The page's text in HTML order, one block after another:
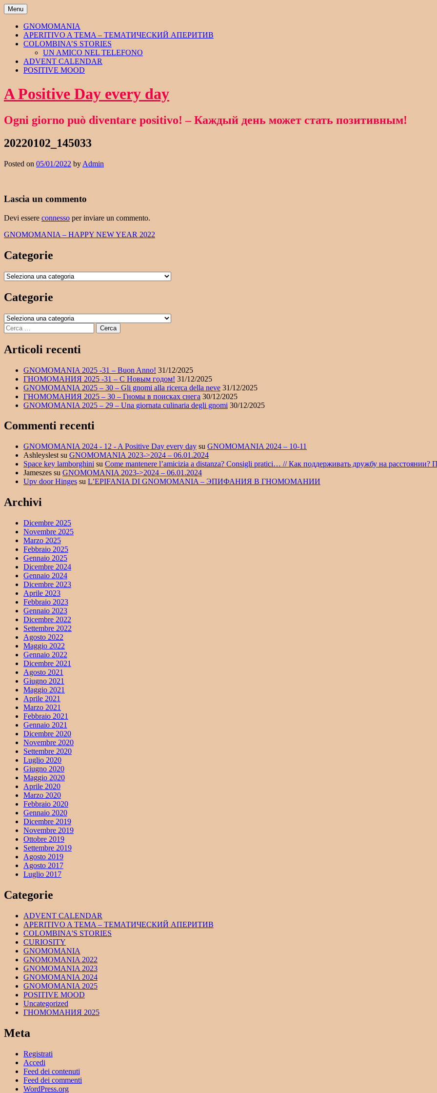
Skip
to
content
Menu
GNOMOMANIA
APERITIVO A TEMA – ТЕМАТИЧЕСКИЙ АПЕРИТИВ
COLOMBINA’S STORIES
UN AMICO NEL TELEFONO
ADVENT CALENDAR
POSITIVE MOOD
A Positive Day every day
Ogni giorno può diventare positivo! – Каждый день может стать позитивным!
20220102_145033
Posted on 05/01/2022 by Admin
Lascia un commento
Devi essere connesso per inviare un commento.
Navigazione
articoli
GNOMOMANIA – HAPPY NEW YEAR 2022
Categorie
Categorie
Categorie
Categorie
Ricerca
per:
Articoli recenti
GNOMOMANIA 2025 -31 – Buon Anno! 31/12/2025
ГНОМОМАНИЯ 2025 -31 – С Новым годом! 31/12/2025
GNOMOMANIA 2025 – 30 – Gli gnomi alla ricerca della neve 31/12/2025
ГНОМОМАНИЯ 2025 – 30 – Гномы в поисках снега 30/12/2025
GNOMOMANIA 2025 – 29 – Una giornata culinaria degli gnomi 30/12/2025
Commenti recenti
GNOMOMANIA 2024 - 12 - A Positive Day every day su GNOMOMANIA 2024 – 10-11
Ashleyslest su GNOMOMANIA 2023->2024 – 06.01.2024
Space key lamborghini su Come mantenere l’amicizia a distanza? Consigli pratici… // Как поддерживать дружбу на
Jameszes su GNOMOMANIA 2023->2024 – 06.01.2024
Upv door Hinges su L’EPIFANIA DI GNOMOMANIA – ЭПИФАНИЯ В ГНОМОМАНИИ
Archivi
Dicembre 2025
Novembre 2025
Marzo 2025
Febbraio 2025
Gennaio 2025
Dicembre 2024
Gennaio 2024
Dicembre 2023
Aprile 2023
Febbraio 2023
Gennaio 2023
Dicembre 2022
Settembre 2022
Agosto 2022
Maggio 2022
Gennaio 2022
Dicembre 2021
Agosto 2021
Giugno 2021
Maggio 2021
Aprile 2021
Marzo 2021
Febbraio 2021
Gennaio 2021
Dicembre 2020
Novembre 2020
Settembre 2020
Luglio 2020
Giugno 2020
Maggio 2020
Aprile 2020
Marzo 2020
Febbraio 2020
Gennaio 2020
Dicembre 2019
Novembre 2019
Ottobre 2019
Settembre 2019
Agosto 2019
Agosto 2017
Luglio 2017
Categorie
ADVENT CALENDAR
APERITIVO A TEMA – ТЕМАТИЧЕСКИЙ АПЕРИТИВ
COLOMBINA'S STORIES
CURIOSITY
GNOMOMANIA
GNOMOMANIA 2022
GNOMOMANIA 2023
GNOMOMANIA 2024
GNOMOMANIA 2025
POSITIVE MOOD
Uncategorized
ГНОМОМАНИЯ 2025
Meta
Registrati
Accedi
Feed dei contenuti
Feed dei commenti
WordPress.org